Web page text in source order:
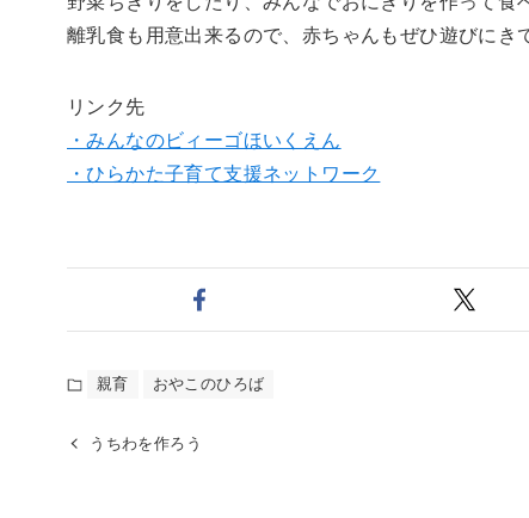
離乳食も用意出来るので、赤ちゃんもぜひ遊びにき
リンク先
・みんなのビィーゴほいくえん
・ひらかた子育て支援ネットワーク
親育 おやこのひろば
うちわを作ろう